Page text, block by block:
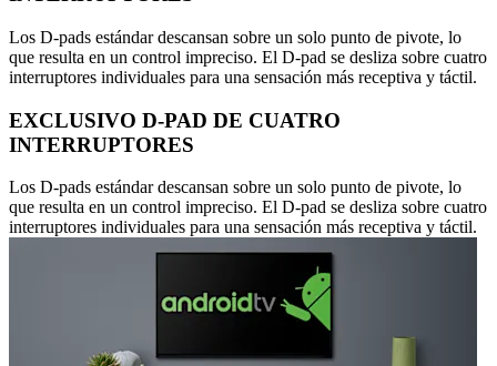
Los D-pads estándar descansan sobre un solo punto de pivote, lo
que resulta en un control impreciso. El D-pad se desliza sobre cuatro
interruptores individuales para una sensación más receptiva y táctil.
EXCLUSIVO D-PAD DE CUATRO
INTERRUPTORES
Los D-pads estándar descansan sobre un solo punto de pivote, lo
que resulta en un control impreciso. El D-pad se desliza sobre cuatro
interruptores individuales para una sensación más receptiva y táctil.